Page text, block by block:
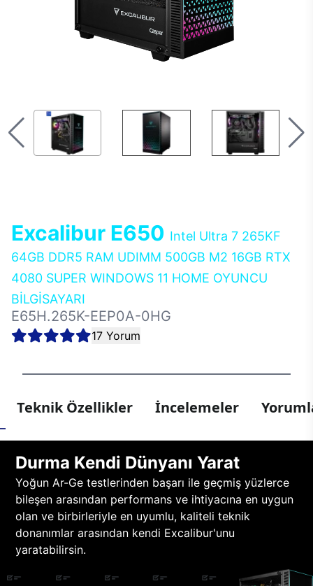
Excalibur E650 Intel Ultra 7 265KF
64GB DDR5 RAM UDIMM 500GB M2 16GB RTX
4080 SUPER WINDOWS 11 HOME OYUNCU
BİLGİSAYARI
E65H.265K-EEP0A-0HG
17 Yorum
Teknik Özellikler İncelemeler
Durma Kendi Dünyanı Yarat
Yoğun Ar-Ge testlerinden başarı ile geçmiş yüzlerce
bileşen arasından performans ve ihtiyacına en uygun
olan ve birbirleriyle en uyumlu, kaliteli teknik
donanımlar arasından kendi Excalibur'unu
yaratabilirsin.